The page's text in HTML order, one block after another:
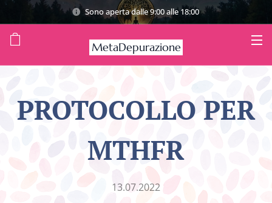
Sono aperta dalle 9:00 alle 18:00
MetaDepurazione
PROTOCOLLO PER
MTHFR
13.07.2022